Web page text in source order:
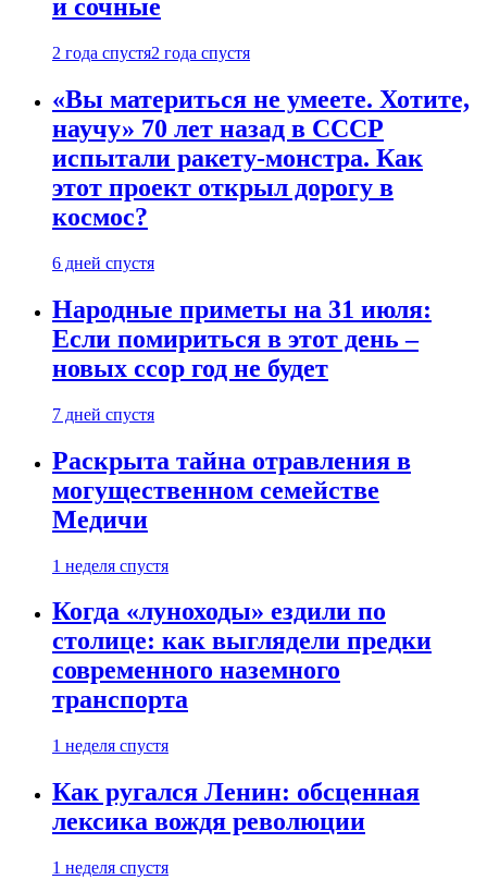
и сочные
2 года спустя2 года спустя
«Вы материться не умеете. Хотите,
научу» 70 лет назад в СССР
испытали ракету-монстра. Как
этот проект открыл дорогу в
космос?
6 дней спустя
Народные приметы на 31 июля:
Если помириться в этот день –
новых ссор год не будет
7 дней спустя
Раскрыта тайна отравления в
могущественном семействе
Медичи
1 неделя спустя
Когда «луноходы» ездили по
столице: как выглядели предки
современного наземного
транспорта
1 неделя спустя
Как ругался Ленин: обсценная
лексика вождя революции
1 неделя спустя